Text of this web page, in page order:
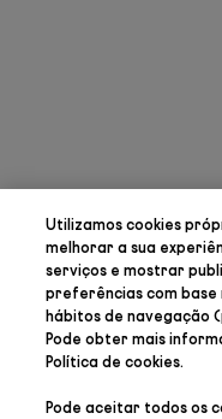
Utilizamos cookies
melhorar a sua
serviços e mostrar
preferênciascom base
hábitos de navegação
Pode obter mais
Política de cookies.
Pode aceitar todos os